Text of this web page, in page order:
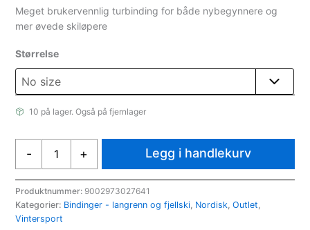
var:
kr 650.
er:
kr 400.
Meget brukervennlig turbinding for både nybegynnere og
mer øvede skiløpere
Størrelse
10 på lager. Også på fjernlager
-
Nordic
Tour
Step-
+ Legg i handlekurv
Produktnummer: 9002973027641
Kategorier: Bindinger - langrenn og fjellski, Nordisk,Outlet,
Vintersport